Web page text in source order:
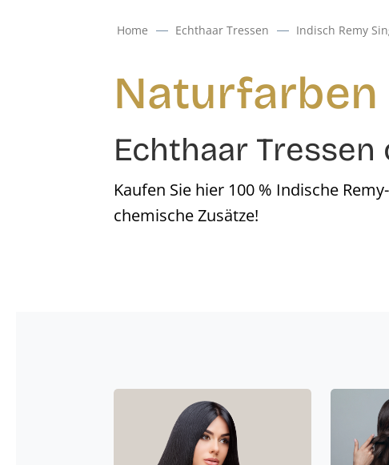
Home Echthaar Tressen Indisch Remy
Naturfarben
Echthaar Tressen
Kaufen Sie hier 100 % Indische
chemische Zusätze!